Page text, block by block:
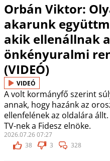
Orbán Viktor:
akarunk
akik ellenállnak
önkényuralmi
(VIDEÓ)
VIDEÓ
A volt kormányfő szerint
annak, hogy hazánk az
ellenfelének az oldalára
TV-nek a Fidesz elnöke.
2026.07.26 07:27
38
3 328